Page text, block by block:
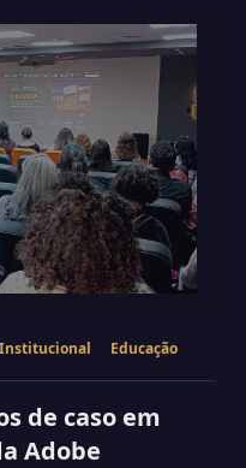
Institucional Educação
de caso em
Adobe